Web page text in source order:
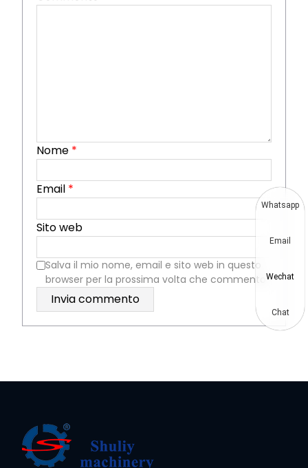
Nome *
Email *
Sito web
Salva il mio nome, email e sito web in questo
browser per la prossima volta che commento.
Whatsapp
Email
Wechat
Chat